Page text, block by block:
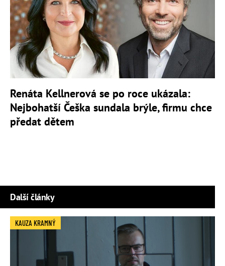
Renáta Kellnerová se po roce ukázala:
Nejbohatší Češka sundala brýle, firmu chce
předat dětem
Další články
KAUZA KRAMNÝ